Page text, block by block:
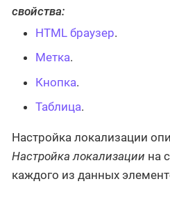
свойства:
HTML браузер.
Метка.
Кнопка.
Таблица.
Настройка локализации
Настройка локализации на
каждого из данных